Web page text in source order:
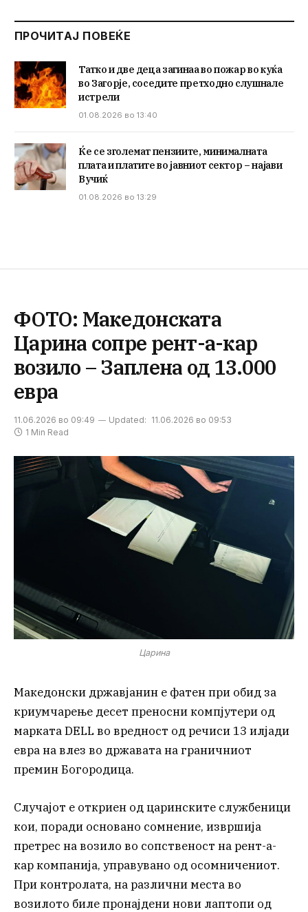
ПРОЧИТАЈ ПОВЕЌЕ
Татко и две деца загинаа во пожар во куќа
во Загорје, соседите претходно слушнале
истрели
01.08.2026 во 13:40
Ќе се зголемат пензиите, минималната
плата и платите во јавниот сектор – најави
Вучиќ
01.08.2026 во 13:29
ФОТО: Македонската
Царина сопре рент-а-кар
возило – Заплена од 13.000
евра
11.06.2026 во 09:49 Updated: 11.06.2026 во 09:53
1 Min Read
Царина
Македонски државјанин е фатен при обид за
криумчарење десет преносни компјутери од
марката DELL во вредност од речиси 13 илјади
евра на влез во државата на граничниот
премин Богородица.
Случајот e откриен од царинските службеници
кои, поради основано сомнение, извршиja
претрес на возило во сопственост на рент-а-
кар компанија, управувано од осомничениот.
При контролата, на различни места во
возилото биле пронајдени нови лаптопи од